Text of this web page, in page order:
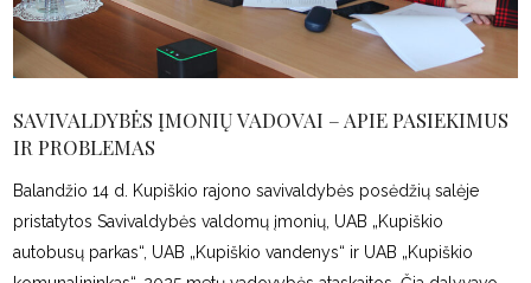
SAVIVALDYBĖS ĮMONIŲ VADOVAI – APIE PASIEKIMUS
IR PROBLEMAS
Balandžio 14 d. Kupiškio rajono savivaldybės posėdžių salėje
pristatytos Savivaldybės valdomų įmonių, UAB „Kupiškio
autobusų parkas“, UAB „Kupiškio vandenys“ ir UAB „Kupiškio